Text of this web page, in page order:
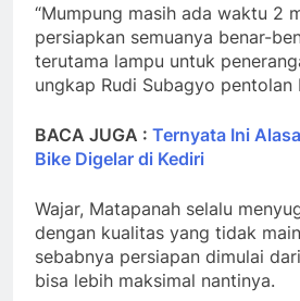
“Mumpung masih ada waktu 2
persiapkan semuanya benar-
terutama lampu untuk
ungkap Rudi Subagyo pentolan
BACA JUGA : Ternyata Ini
Bike Digelar di Kediri
Wajar, Matapanah selalu
dengan kualitas yang tidak
sebabnya persiapan dimulai
bisa lebih maksimal nantinya.